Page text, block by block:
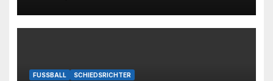
FUSSBALL SCHIEDSRICHTER